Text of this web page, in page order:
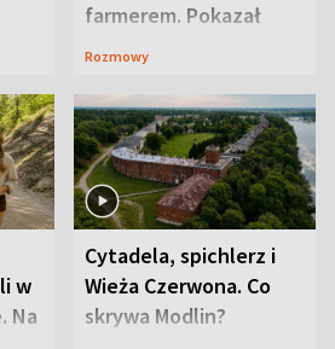
farmerem. Pokazał
swoje niezwykłe
Rozmowy
w
Na
Cytadela, spichlerz i
Wieża Czerwona. Co
skrywa Modlin?